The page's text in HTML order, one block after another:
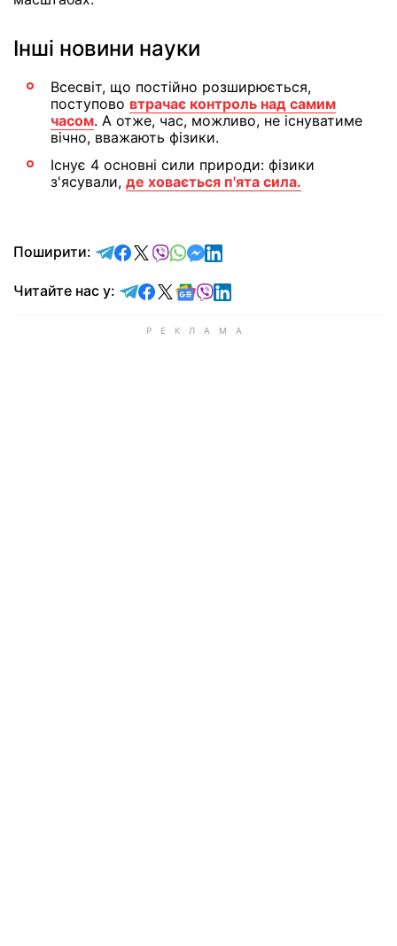
Інші новини науки
Всесвіт, що постійно розширюється,
поступово втрачає контроль над самим
часом. А отже, час, можливо, не існуватиме
вічно, вважають фізики.
Існує 4 основні сили природи: фізики
з'ясували, де ховається п'ята сила.
Поширити: відправити у Telegram
поділитись у Facebook
поділитись у X
відправити у Viber
відправити у Whatsapp
відправити у Messenger
відправити у LinkedIn
Читайте нас у: Читайте у Telegram
Читайте у Facebook
Читайте у X
Читайте у Google news
Читайте у Viber
Читайте у LinkedIn